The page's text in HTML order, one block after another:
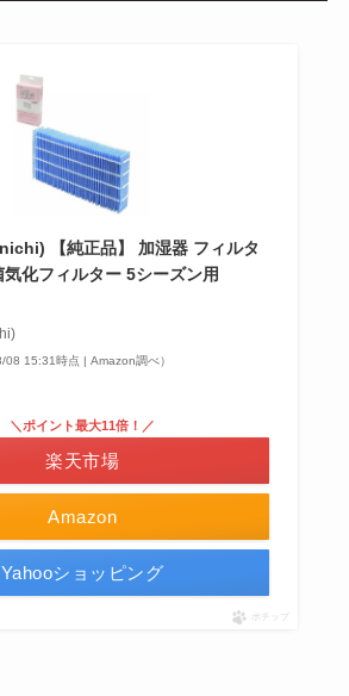
【純正品】 加湿器 フィルタ
化フィルター 5シーズン用
08 15:31時点 | Amazon調べ）
Amazon
＼ポイント最大11倍！／
楽天市場
Yahooショッピング
ポチップ